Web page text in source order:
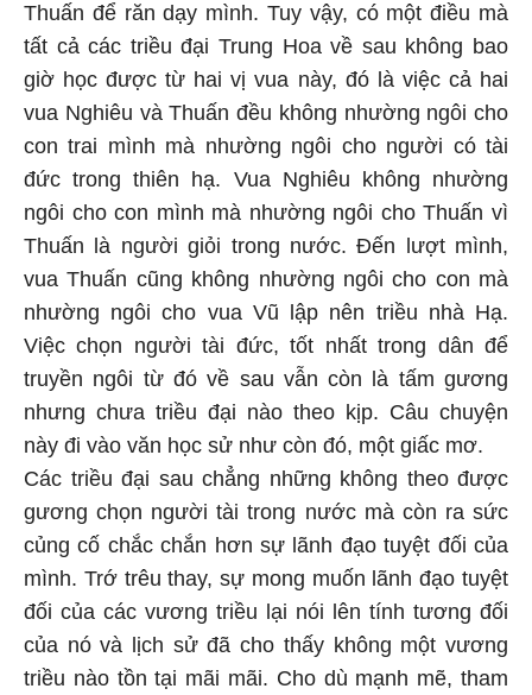
Thuấn để răn dạy mình. Tuy vậy, có một điều mà
tất cả các triều đại Trung Hoa về sau không bao
giờ học được từ hai vị vua này, đó là việc cả hai
vua Nghiêu và Thuấn đều không nhường ngôi cho
con trai mình mà nhường ngôi cho người có tài
đức trong thiên hạ. Vua Nghiêu không nhường
ngôi cho con mình mà nhường ngôi cho Thuấn vì
Thuấn là người giỏi trong nước. Đến lượt mình,
vua Thuấn cũng không nhường ngôi cho con mà
nhường ngôi cho vua Vũ lập nên triều nhà Hạ.
Việc chọn người tài đức, tốt nhất trong dân để
truyền ngôi từ đó về sau vẫn còn là tấm gương
nhưng chưa triều đại nào theo kịp. Câu chuyện
này đi vào văn học sử như còn đó, một giấc mơ.
Các triều đại sau chẳng những không theo được
gương chọn người tài trong nước mà còn ra sức
củng cố chắc chắn hơn sự lãnh đạo tuyệt đối của
mình. Trớ trêu thay, sự mong muốn lãnh đạo tuyệt
đối của các vương triều lại nói lên tính tương đối
của nó và lịch sử đã cho thấy không một vương
triều nào tồn tại mãi mãi. Cho dù mạnh mẽ, tham